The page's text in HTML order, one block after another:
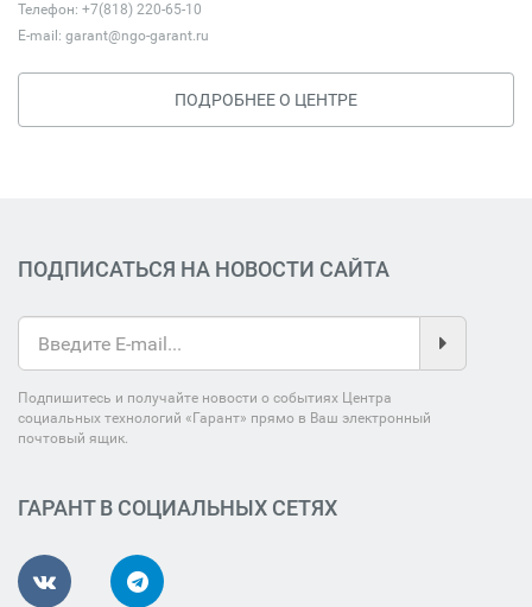
Телефон: +7(818) 220-65-10
E-mail: garant@ngo-garant.ru
ПОДРОБНЕЕ О ЦЕНТРЕ
ПОДПИСАТЬСЯ НА НОВОСТИ САЙТА
Подпишитесь и получайте новости о событиях Центра
социальных технологий «Гарант» прямо в Ваш электронный
почтовый ящик.
ГАРАНТ В СОЦИАЛЬНЫХ СЕТЯХ